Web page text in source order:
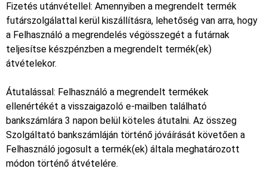
Fizetés utánvétellel: Amennyiben a megrendelt termék
futárszolgálattal kerül kiszállításra, lehetőség van arra, hogy
a Felhasználó a megrendelés végösszegét a futárnak
teljesítse készpénzben a megrendelt termék(ek)
átvételekor.
Átutalással: Felhasználó a megrendelt termékek
ellenértékét a visszaigazoló e-mailben található
bankszámlára 3 napon belül köteles átutalni. Az összeg
Szolgáltató bankszámláján történő jóváírását követően a
Felhasználó jogosult a termék(ek) általa meghatározott
módon történő átvételére.